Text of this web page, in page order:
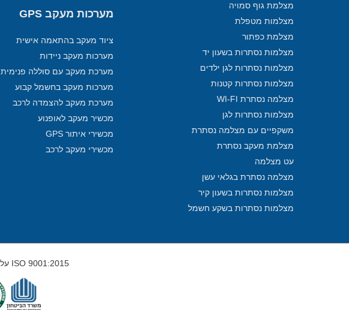
מצלמת גוף סמויה
מצלמות מטפלת
מצלמת כפתור
מצלמות נסתרות בשעון יד
מצלמות נסתרות לגן ילדים
מצלמות נסתרות קטנות
מצלמה נסתרת WI-FI
מצלמות נסתרות לגן
משקפיים עם מצלמה נסתרת
מצלמת מעקב נסתרת
עט מצלמה
מצלמה נסתרת בגלאי עשן
מצלמות נסתרות בשעון קיר
מצלמות נסתרות בשקע חשמל
מערכות מעקב GPS
ציוד מעקב בהתאמה אישית
מערכות מעקב ניידות
מערכת מעקב עם סוללה פנימית
מערכות מעקב בחשמל קבוע
מערכת מעקב להצמדה לרכב
מכשיר מעקב לאופנוע
מכשירי איתור GPS
מכשירי מעקב לרכב
ISO 9001:2015 על התאמת מערכת ניהול האיכות של הארגון בדרישות